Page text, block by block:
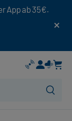
App ab 35€.